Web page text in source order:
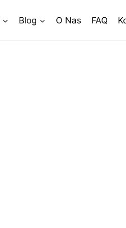
Blog O Nas FAQ